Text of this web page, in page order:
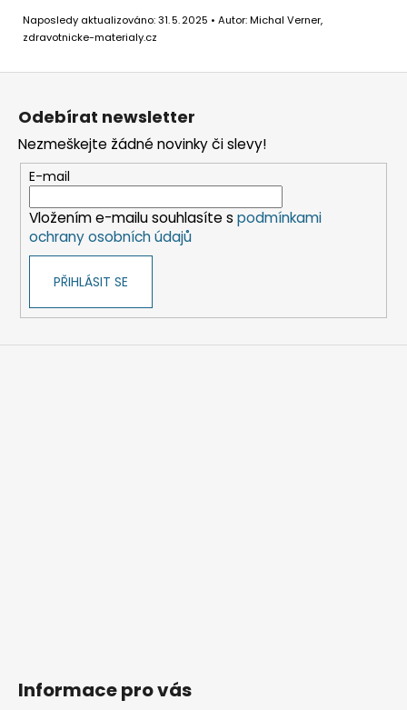
Naposledy aktualizováno: 31. 5. 2025 • Autor: Michal Verner,
zdravotnicke-materialy.cz
Z
Odebírat newsletter
Nezmeškejte žádné novinky či slevy!
E-mail
Vložením e-mailu souhlasíte s podmínkami
ochrany osobních údajů
PŘIHLÁSIT SE
Informace pro vás